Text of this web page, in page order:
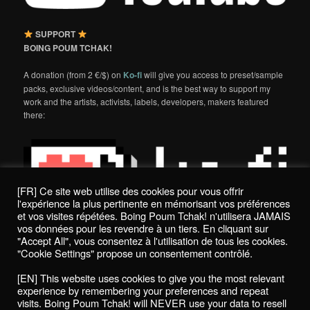
SUPPORT
BOING POUM TCHAK!
A donation (from 2 €/$) on Ko-fiwill give you access to preset/sample
packs, exclusive videos/content, and is the best way to support my
work and the artists, activists, labels, developers, makers featured
there:
Politique de confidentialité / Privacy Policy
Boing Poum Tchak! - 2022
[FR] Ce site web utilise des cookies pour vous offrir
l'expérience la plus pertinente en mémorisant vos préférences
et vos visites répétées. Boing Poum Tchak! n'utilisera JAMAIS
vos données pour les revendre à un tiers. En cliquant sur
"Accept All", vous consentez à l'utilisation de tous les cookies.
"Cookie Settings" propose un consentement contrôlé.
[EN] This website uses cookies to give you the most relevant
experience by remembering your preferences and repeat
visits. Boing Poum Tchak! will NEVER use your data to resell